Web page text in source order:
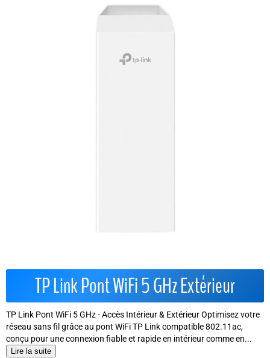
TP Link Pont WiFi 5 GHz Extérieur
TP Link Pont WiFi 5 GHz - Accès Intérieur & Extérieur Optimisez votre
réseau sans fil grâce au pont WiFi TP Link compatible 802.11ac,
conçu pour une connexion fiable et rapide en intérieur comme en...
Lire la suite